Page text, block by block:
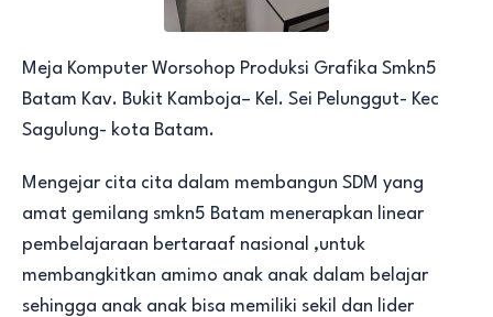
Meja Komputer Worsohop Produksi Grafika Smkn5
Batam Kav. Bukit Kamboja– Kel. Sei Pelunggut- Kec
Sagulung- kota Batam.
Mengejar cita cita dalam membangun SDM yang
amat gemilang smkn5 Batam menerapkan linear
pembelajaraan bertaraaf nasional ,untuk
membangkitkan amimo anak anak dalam belajar
sehingga anak anak bisa memiliki sekil dan lider